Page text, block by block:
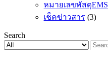
หมายเลขพัสดุEMS
เช็คข่าวสาร (3)
Search